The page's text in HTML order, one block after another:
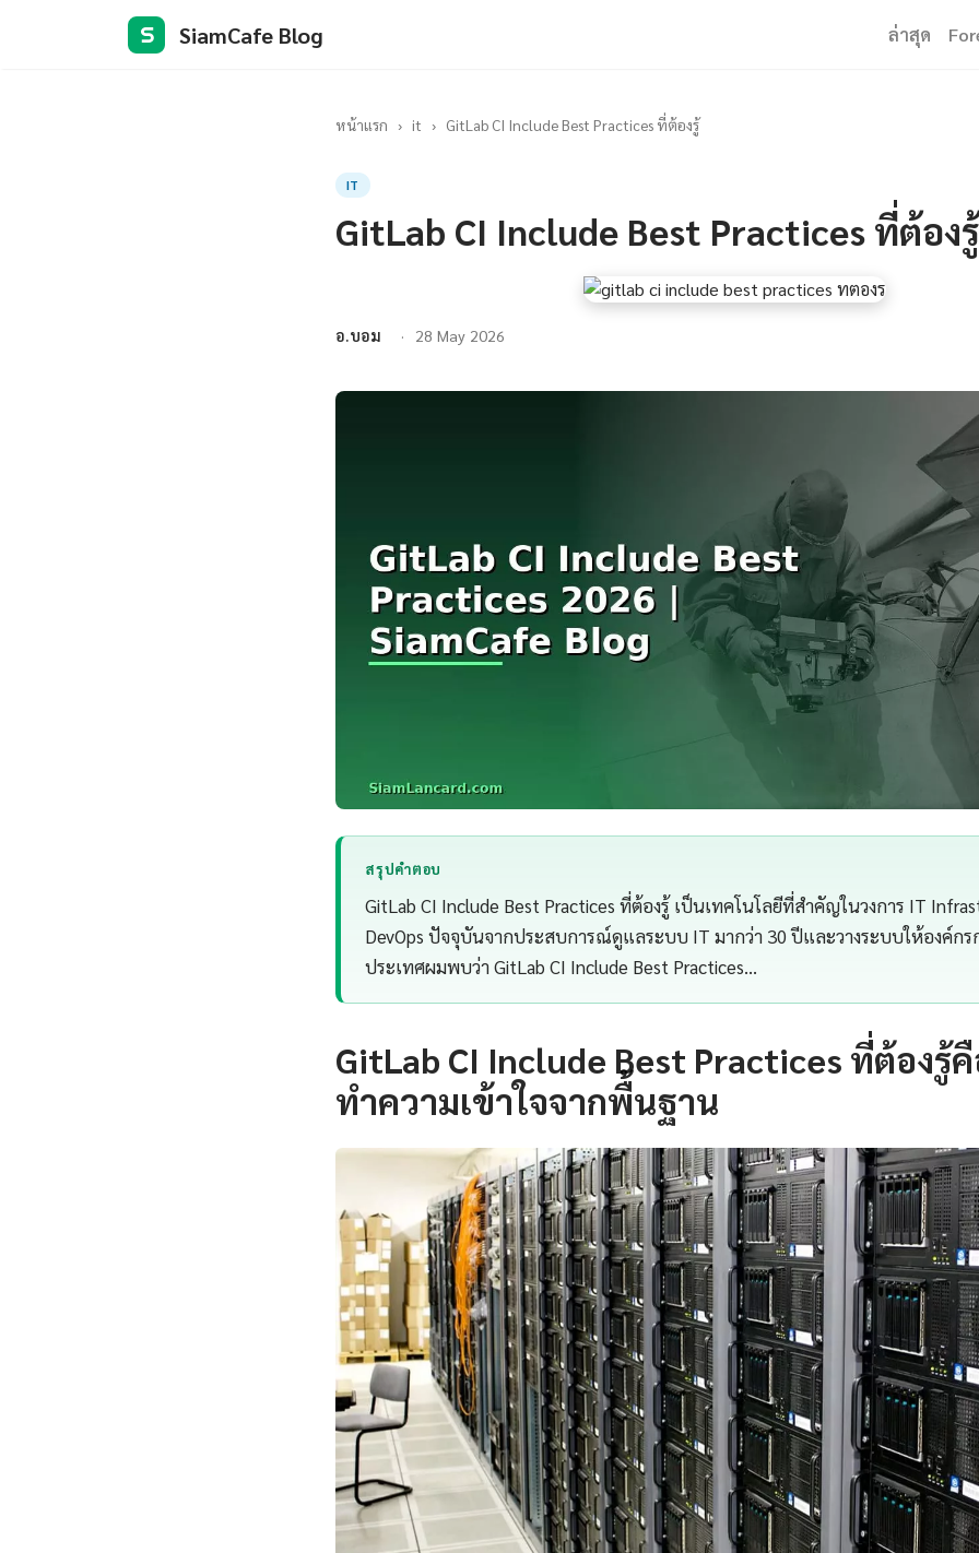
S SiamCafe Blog ล่าสุด
หน้าแรก › it › GitLab CI Include Best Practices ที่ต้องรู้
IT
GitLab CI Include Best Practices ที่ต้องรู้
อ.บอม 28 May 2026
สรุปคำตอบ
GitLab CI Include Best Practices ที่ต้องรู้ เป็นเทคโนโลยีที่สำคัญในวงการ IT
DevOps ปัจจุบันจากประสบการณ์ดูแลระบบ IT มากว่า 30 ปีและวางระบบให้องค์กร
ประเทศผมพบว่า GitLab CI Include Best Practices…
GitLab CI Include Best Practices ที่ต้องรู้
ทำความเข้าใจจากพื้นฐาน